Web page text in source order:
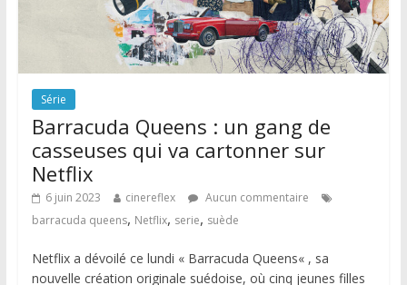
Série
Barracuda Queens : un gang de
casseuses qui va cartonner sur
Netflix
6 juin 2023 cinereflex
Aucun commentaire
barracuda queens, Netflix, serie, suède
Netflix a dévoilé ce lundi « Barracuda Queens« , sa
nouvelle création originale suédoise, où cinq jeunes filles